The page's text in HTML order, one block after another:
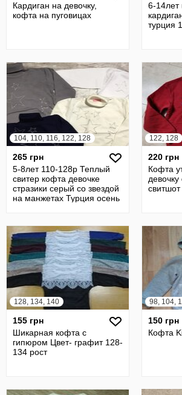
Кардиган на девочку,
кофта на пуговицах
6-14лет
турция
104, 110, 116, 122, 128
265 грн
5-8лет 110-128р Теплый
свитер кофта девочке
стразики серый со звездой
на манжетах Турция осень
122, 128
220 грн
Кофта
девочку
свитшот
128, 134, 140
155 грн
Шикарная кофта с
гипюром Цвет- графит 128-
134 рост
98, 104,
150 грн
Кофта